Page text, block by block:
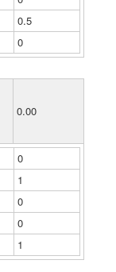
0.5
0
0.00
0
1
0
0
1